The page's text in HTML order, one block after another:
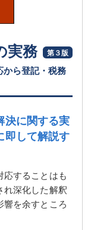
実務 第３版
ら登記・税務
決に関する実
即して解説す
することはも
れ深化した解釈
を余すところ